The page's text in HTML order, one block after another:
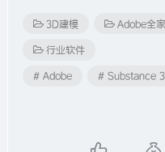
3D建模 Adobe全
行业软件
# Adobe # Substance